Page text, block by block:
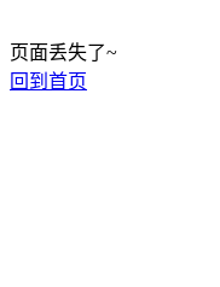
页面丢失了~
回到首页